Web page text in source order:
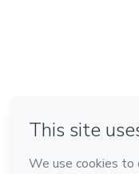
Feito com ❤ na